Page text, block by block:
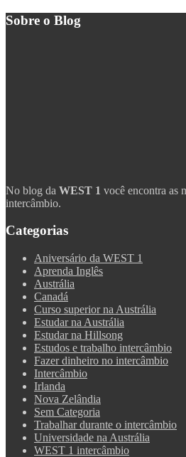
Sobre o Blog
No blog da WEST 1 você encontra as
intercâmbio.
Categorias
Aniversário da WEST 1
Aprenda Inglês
Austrália
Canadá
Curso superior na Austrália
Estudar na Austrália
Estudar na Hillsong
Estudos e trabalho intercâmbio
Fazer dinheiro no intercâmbio
Intercâmbio
Irlanda
Nova Zelândia
Sem Categoria
Trabalhar durante o intercâmbio
Universidade na Austrália
WEST 1 intercâmbio